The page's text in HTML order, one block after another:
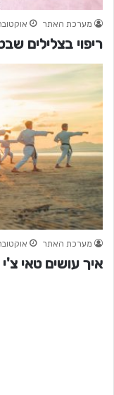
מערכת האתר אוקטובר 15,
ריפוי בצלילים
מערכת האתר אוקטובר 13,
איך עושים טאי